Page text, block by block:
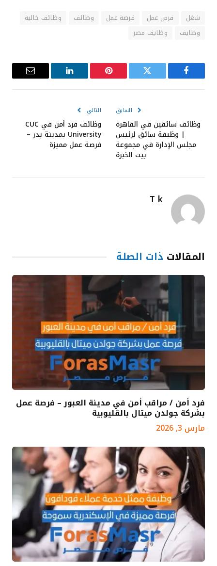
شغل فرص عمل فرصة عمل وظائف
وظائف خالية
وظايف
وظايف مصر
فيسبوك تويتر بينتيريست لينكدإن
البريد
السابق
وظائف سائقين في القاهرة
| وظيفة سائق لرئيس
مجلس الإدارة في مجموعة
بيت الخبرة
التالي
وظائف فرد أمن في CUC
University بمدينة بدر –
فرصة عمل مميزة
T k
المقالات ذات الصلة
فرد أمن / مراقب أمن في مدينة العبور – فرصة عمل
بشركة جولدن ميتال بالقليوبية
مارس 3, 2026